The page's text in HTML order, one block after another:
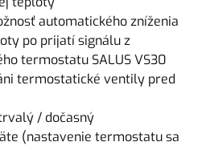
automatického zníženia
po prijatí signálu z
termostatu SALUS VS30
termostatické ventily pred
/ dočasný
(nastavenie termostatu sa